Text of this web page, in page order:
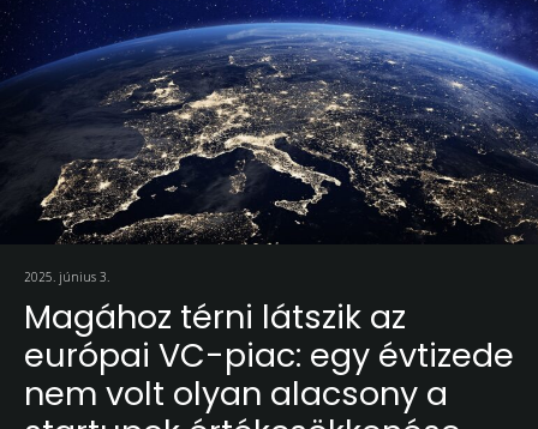
2025. június 3.
Magához térni látszik az
európai VC-piac: egy évtizede
nem volt olyan alacsony a